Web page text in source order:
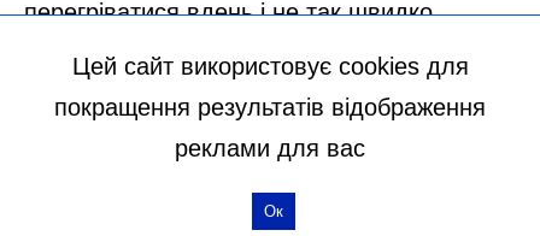
Цей сайт використовує cookies для
покращення результатів відображення
реклами для вас
Ок